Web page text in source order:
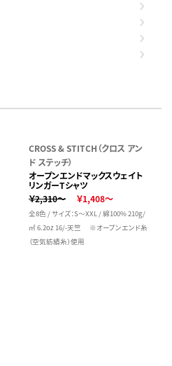
CROSS & STITCH（クロス アン
ド ステッチ）
オープンエンドマックスウェイト
リンガーTシャツ
￥2,310～
￥1,408～
全8色 / サイズ：S～XXL / 綿100% 210g/
㎡ 6.2oz 16/-天竺 ※オープンエンド糸
（空気紡績糸）使用